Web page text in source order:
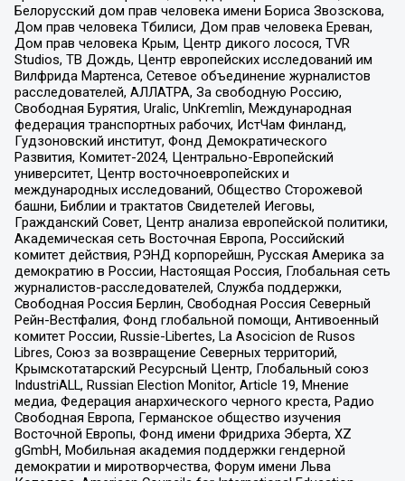
Белорусский дом прав человека имени Бориса Звозскова,
Дом прав человека Тбилиси, Дом прав человека Ереван,
Дом прав человека Крым, Центр дикого лосося, TVR
Studios, ТВ Дождь, Центр европейских исследований им
Вилфрида Мартенса, Сетевое объединение журналистов
расследователей, АЛЛАТРА, За свободную Россию,
Свободная Бурятия, Uralic, UnKremlin, Международная
федерация транспортных рабочих, ИстЧам Финланд,
Гудзоновский институт, Фонд Демократического
Развития, Комитет-2024, Центрально-Европейский
университет, Центр восточноевропейских и
международных исследований, Общество Сторожевой
башни, Библии и трактатов Свидетелей Иеговы,
Гражданский Совет, Центр анализа европейской политики,
Академическая сеть Восточная Европа, Российский
комитет действия, РЭНД корпорейшн, Русская Америка за
демократию в России, Настоящая Россия, Глобальная сеть
журналистов-расследователей, Служба поддержки,
Свободная Россия Берлин, Свободная Россия Северный
Рейн-Вестфалия, Фонд глобальной помощи, Антивоенный
комитет России, Russie-Libertes, La Asocicion de Rusos
Libres, Союз за возвращение Северных территорий,
Крымскотатарский Ресурсный Центр, Глобальный союз
IndustriALL, Russian Election Monitor, Article 19, Мнение
медиа, Федерация анархического черного креста, Радио
Свободная Европа, Германское общество изучения
Восточной Европы, Фонд имени Фридриха Эберта, XZ
gGmbH, Мобильная академия поддержки гендерной
демократии и миротворчества, Форум имени Льва